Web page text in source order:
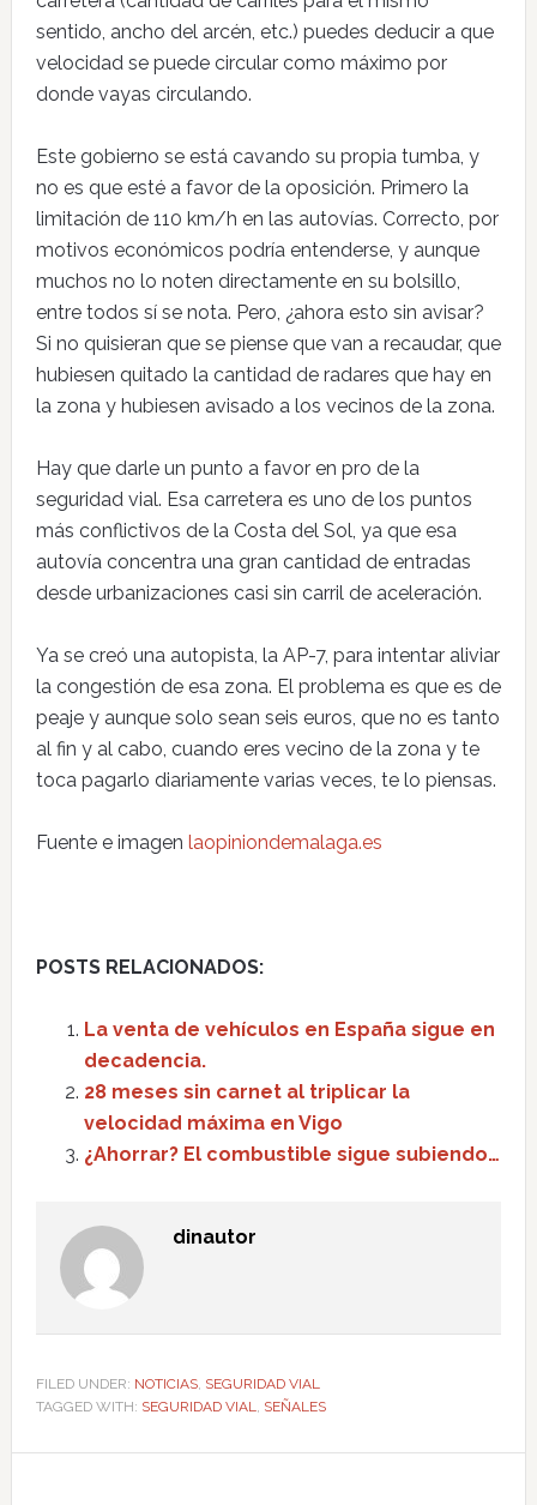
sentido, ancho del arcén, etc.) puedes deducir a que
velocidad se puede circular como máximo por
donde vayas circulando.
Este gobierno se está cavando su propia tumba, y
no es que esté a favor de la oposición. Primero la
limitación de 110 km/h en las autovías. Correcto, por
motivos económicos podría entenderse, y aunque
muchos no lo noten directamente en su bolsillo,
entre todos sí se nota. Pero, ¿ahora esto sin avisar?
Si no quisieran que se piense que van a recaudar, que
hubiesen quitado la cantidad de radares que hay en
la zona y hubiesen avisado a los vecinos de la zona.
Hay que darle un punto a favor en pro de la
seguridad vial. Esa carretera es uno de los puntos
más conflictivos de la Costa del Sol, ya que esa
autovía concentra una gran cantidad de entradas
desde urbanizaciones casi sin carril de aceleración.
Ya se creó una autopista, la AP-7, para intentar aliviar
la congestión de esa zona. El problema es que es de
peaje y aunque solo sean seis euros, que no es tanto
al fin y al cabo, cuando eres vecino de la zona y te
toca pagarlo diariamente varias veces, te lo piensas.
Fuente e imagen laopiniondemalaga.es
POSTS RELACIONADOS:
La venta de vehículos en España sigue en
decadencia.
28 meses sin carnet al triplicar la
velocidad máxima en Vigo
¿Ahorrar? El combustible sigue subiendo…
dinautor
FILED UNDER: NOTICIAS, SEGURIDAD VIAL
TAGGED WITH: SEGURIDAD VIAL, SEÑALES